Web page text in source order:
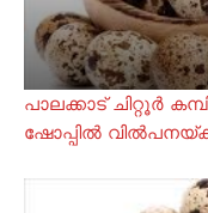
പാലക്കാട് ചിറ്റൂർ
ഷോപ്പിൽ